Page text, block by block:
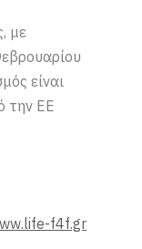
με
είναι
την ΕΕ
f4f.gr